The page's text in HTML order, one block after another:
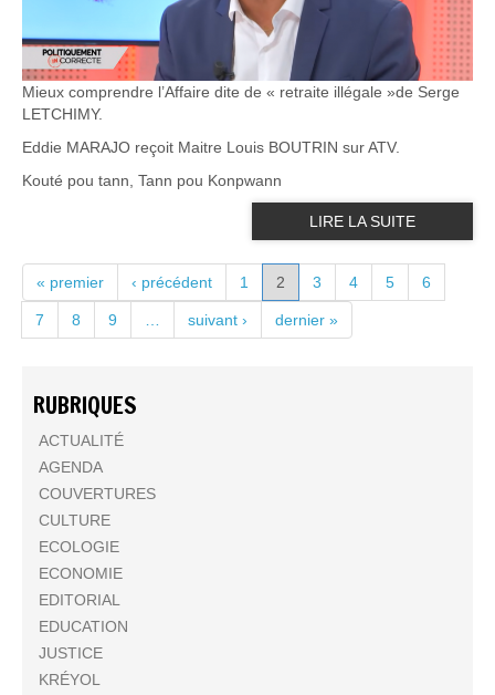
Mieux comprendre l’Affaire dite de « retraite illégale »de Serge
LETCHIMY.
Eddie MARAJO reçoit Maitre Louis BOUTRIN sur ATV.
Kouté pou tann, Tann pou Konpwann
LIRE LA SUITE
PAGES
« premier ‹ précédent 1 2 3 4 5 6
7 8 9 suivant › dernier »
RUBRIQUES
ACTUALITÉ
AGENDA
COUVERTURES
CULTURE
ECOLOGIE
ECONOMIE
EDITORIAL
EDUCATION
JUSTICE
KRÉYOL